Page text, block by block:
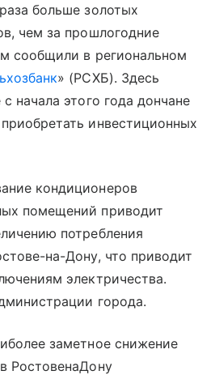
больше золотых
чем за прошлогодние
сообщили в региональном
» (РСХБ). Здесь
начала этого года дончане
инвестиционных
кондиционеров
помещений приводит
потребления
на-Дону, что приводит
электричества.
города.
заметное снижение
РостовенаДону